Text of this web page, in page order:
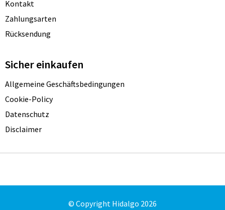
Kontakt
Zahlungsarten
Rücksendung
Sicher einkaufen
Allgemeine Geschäftsbedingungen
Cookie-Policy
Datenschutz
Disclaimer
© Copyright Hidalgo 2026